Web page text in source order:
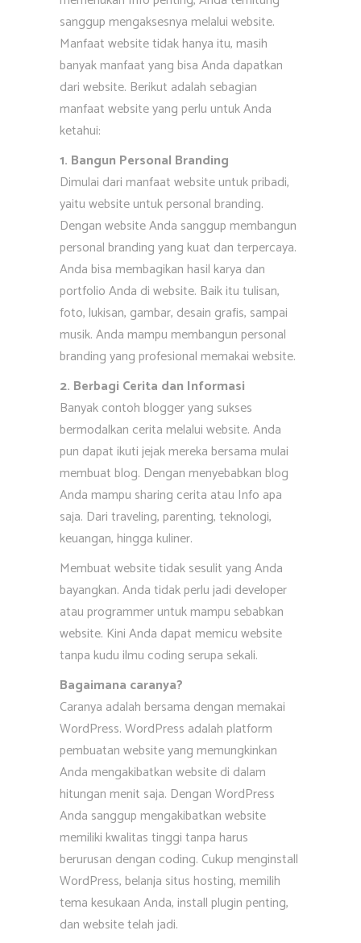
sanggup mengaksesnya melalui website.
Manfaat website tidak hanya itu, masih
banyak manfaat yang bisa Anda dapatkan
dari website. Berikut adalah sebagian
manfaat website yang perlu untuk Anda
ketahui:
1. Bangun Personal Branding
Dimulai dari manfaat website untuk pribadi,
yaitu website untuk personal branding.
Dengan website Anda sanggup membangun
personal branding yang kuat dan terpercaya.
Anda bisa membagikan hasil karya dan
portfolio Anda di website. Baik itu tulisan,
foto, lukisan, gambar, desain grafis, sampai
musik. Anda mampu membangun personal
branding yang profesional memakai website.
2. Berbagi Cerita dan Informasi
Banyak contoh blogger yang sukses
bermodalkan cerita melalui website. Anda
pun dapat ikuti jejak mereka bersama mulai
membuat blog. Dengan menyebabkan blog
Anda mampu sharing cerita atau Info apa
saja. Dari traveling, parenting, teknologi,
keuangan, hingga kuliner.
Membuat website tidak sesulit yang Anda
bayangkan. Anda tidak perlu jadi developer
atau programmer untuk mampu sebabkan
website. Kini Anda dapat memicu website
tanpa kudu ilmu coding serupa sekali.
Bagaimana caranya?
Caranya adalah bersama dengan memakai
WordPress. WordPress adalah platform
pembuatan website yang memungkinkan
Anda mengakibatkan website di dalam
hitungan menit saja. Dengan WordPress
Anda sanggup mengakibatkan website
memiliki kwalitas tinggi tanpa harus
berurusan dengan coding. Cukup menginstall
WordPress, belanja situs hosting, memilih
tema kesukaan Anda, install plugin penting,
dan website telah jadi.